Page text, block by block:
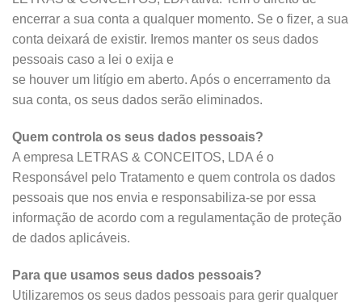
encerrar a sua conta a qualquer momento. Se o fizer, a sua
conta deixará de existir. Iremos manter os seus dados
pessoais caso a lei o exija e
se houver um litígio em aberto. Após o encerramento da
sua conta, os seus dados serão eliminados.
Quem controla os seus dados pessoais?
A empresa LETRAS & CONCEITOS, LDA é o
Responsável pelo Tratamento e quem controla os dados
pessoais que nos envia e responsabiliza-se por essa
informação de acordo com a regulamentação de proteção
de dados aplicáveis.
Para que usamos seus dados pessoais?
Utilizaremos os seus dados pessoais para gerir qualquer